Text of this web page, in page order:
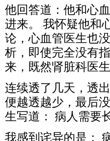
他回答道：他和心
进来。 我怀疑他和
论，心血管医生也
析，即使完全没有
来，既然肾脏科医
连续透了几天，透
便越透越少，最后
生写道： 病人需要
我感到诧异的是：